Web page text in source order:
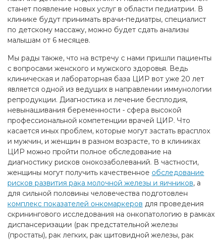
станет появление новых услуг в области педиатрии. В
клинике будут принимать врачи-педиатры, специалист
по детскому массажу, можно будет сдать анализы
малышам от 6 месяцев.
Мы рады также, что на встречу с нами пришли пациенты
с вопросами женского и мужского здоровья. Ведь
клиническая и лабораторная база ЦИР вот уже 20 лет
является одной из ведущих в направлении иммунологии
репродукции. Диагностика и лечение бесплодия,
невынашивания беременности - сфера высокой
профессиональной компетенции врачей ЦИР. Что
касается иных проблем, которые могут застать врасплох
и мужчин, и женщин в разном возрасте, то в клиниках
ЦИР можно пройти полное обследование на
диагностику рисков онокозаболеваний. В частности,
женщины могут получить качественное обследование
рисков развития рака молочной железы и яичников, а
для сильной половины человечества подготовлен
комплекс показателей онкомаркеров для проведения
скринингового исследования на онкопатологию в рамках
диспансеризации (рак предстательной железы
(простаты), рак легких, рак щитовидной железы, рак